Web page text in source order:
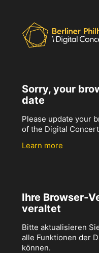
Sorry, your
date
Please update your
of the Digital
Learn more
Ihre Browser-
veraltet
Bitte aktualisieren
alle Funktionen der
können.